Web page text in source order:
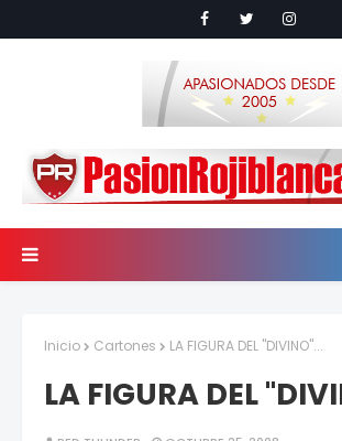
Inicio Cartones LA FIGURA DEL "DIVINO"...
LA FIGURA DEL